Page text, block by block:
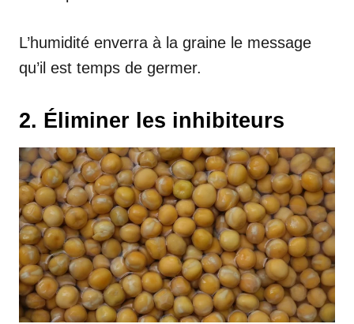
L’humidité enverra à la graine le message
qu’il est temps de germer.
2. Éliminer les inhibiteurs